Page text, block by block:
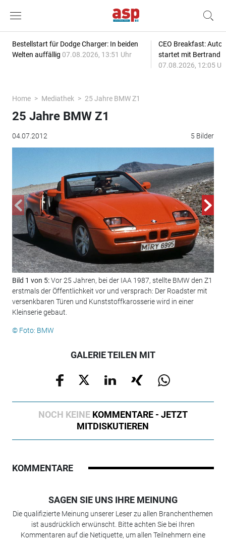
Bestellstart für Dodge Charger: In beiden
Welten auffällig 07.08.2026, 13:51 Uhr
CEO Breakfast:
startet mit Bertrand
07.08.2026, 12:05
Home Mediathek 25 Jahre BMW Z1
04.07.2012 5 Bilder
25 Jahre BMW Z1
Bild 1 von 5:Vor 25 Jahren, bei der IAA 1987, stellte BMW den Z1
erstmals der Öffentlichkeit vor und versprach: Der Roadster mit
versenkbaren Türen und Kunststoffkarosserie wird in einer
Kleinserie gebaut.
© Foto: BMW
GALERIE TEILEN MIT
NOCH KEINE KOMMENTARE - JETZT
MITDISKUTIEREN
KOMMENTARE
SAGEN SIE UNS IHRE MEINUNG
Die qualifizierte Meinung unserer Leser zu allen Branchenthemen
ist ausdrücklich erwünscht. Bitte achten Sie bei Ihren
Kommentaren auf die Netiquette, um allen Teilnehmern eine